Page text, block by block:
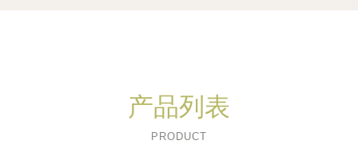
产品列表
PRODUCT